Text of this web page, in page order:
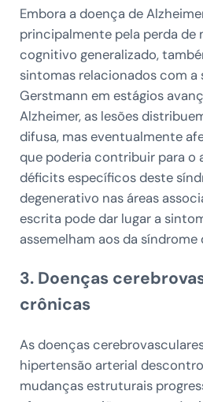
Embora a doença de
principalmente pela perda de
cognitivo generalizado,
sintomas relacionados com a
Gerstmann em estágios
Alzheimer, as lesões
difusa, mas eventualmente
que poderia contribuir para o
déficits específicos deste
degenerativo nas áreas
escrita pode dar lugar a
assemelham aos da síndrome
3. Doenças
crônicas
As doenças
hipertensão arterial
mudanças estruturais